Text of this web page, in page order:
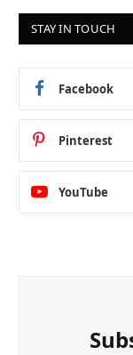
STAY IN TOUCH
Facebook
Pinterest
YouTube